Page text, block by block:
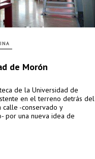
de Morón
de la Universidad de
en el terreno detrás del
-conservado y
por una nueva idea de